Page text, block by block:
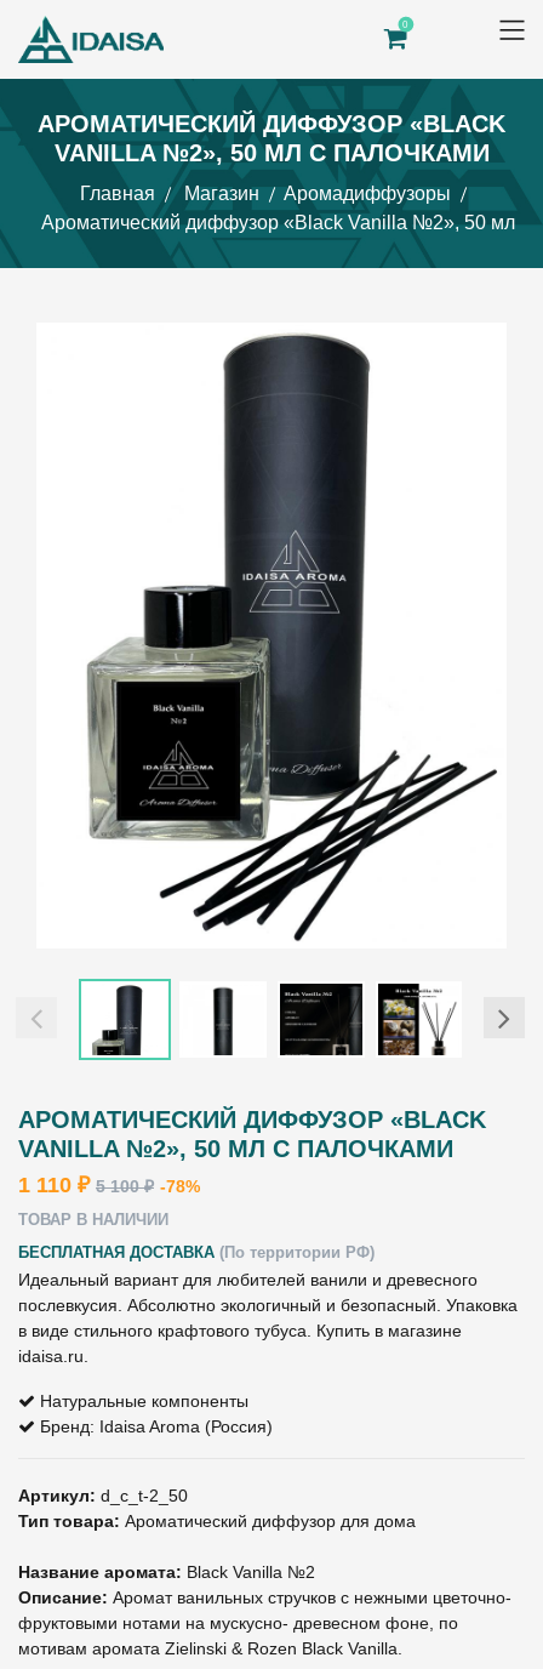
0
АРОМАТИЧЕСКИЙ ДИФФУЗОР «BLACK
VANILLA №2», 50 МЛ С ПАЛОЧКАМИ
Главная Магазин
Аромадиффузоры
Ароматический диффузор «Black Vanilla №2», 50 мл
АРОМАТИЧЕСКИЙ ДИФФУЗОР «BLACK
VANILLA №2», 50 МЛ С ПАЛОЧКАМИ
1 110 ₽ 5 100 ₽ -78%
ТОВАР В НАЛИЧИИ
БЕСПЛАТНАЯ ДОСТАВКА (По территории РФ)
Идеальный вариант для любителей ванили и древесного
послевкусия. Абсолютно экологичный и безопасный. Упаковка
в виде стильного крафтового тубуса. Купить в магазине
idaisa.ru.
Натуральные компоненты
Бренд: Idaisa Aroma (Россия)
Артикул: d_c_t-2_50
Тип товара: Ароматический диффузор для дома
Название аромата: Black Vanilla №2
Описание: Аромат ванильных стручков с нежными цветочно-
фруктовыми нотами на мускусно- древесном фоне, по
мотивам аромата Zielinski & Rozen Black Vanilla.